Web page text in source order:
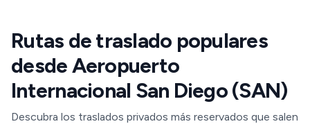
Rutas de traslado populares
desde Aeropuerto
Internacional San Diego (SAN)
Descubra los traslados privados más reservados que salen